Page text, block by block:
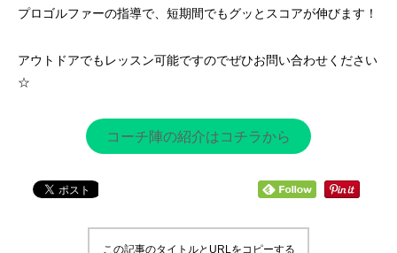
プロゴルファーの指導で、短期間でもグッとスコアが伸びます！
アウトドアでもレッスン可能ですのでぜひお問い合わせください
☆
コーチ陣の紹介はコチラから
この記事のタイトルとURLをコピーする